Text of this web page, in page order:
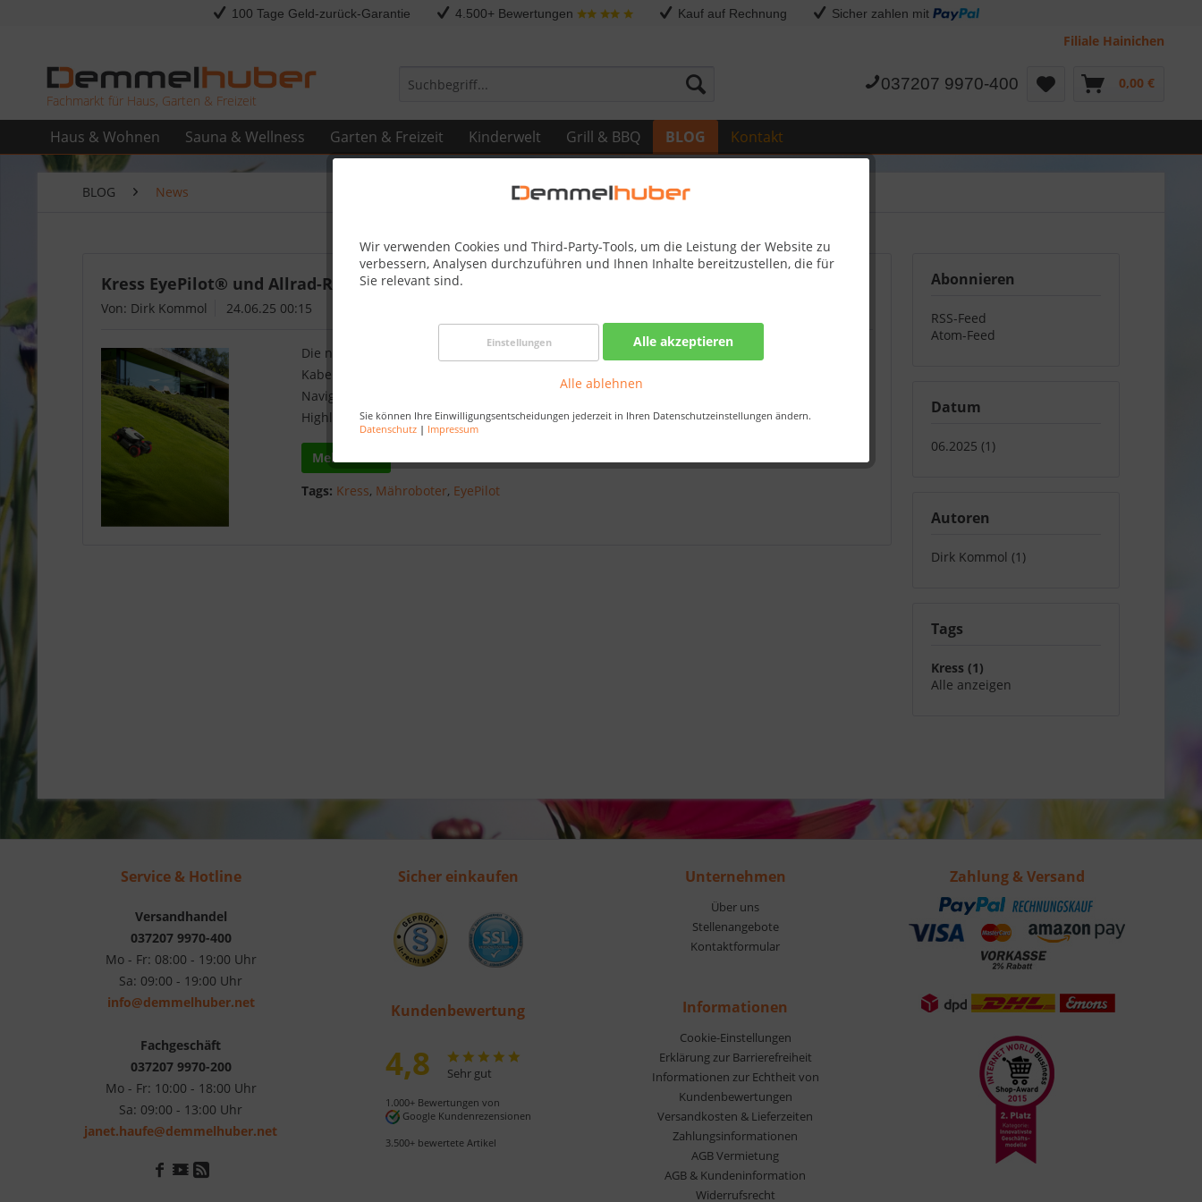
100 Tage Geld-zurück-Garantie 4.500+ Bewertungen Kauf auf Rechnung Sicher zahlen mit
Filiale Hainichen
Fachmarkt für Haus, Garten & Freizeit
037207 9970-400 0,00 €
Haus & Wohnen Sauna & Wellness Garten & Freizeit Kinderwelt Grill & BBQ BLOG Kontakt
Wir verwenden Cookies und Third-Party-Tools, um die Leistung der Website zu
verbessern, Analysen durchzuführen und Ihnen Inhalte bereitzustellen, die für
Sie relevant sind.
Einstellungen Alle akzeptieren
Alle ablehnen
Sie können Ihre Einwilligungsentscheidungen jederzeit in Ihren Datenschutzeinstellungen ändern.
Datenschutz | Impressum
BLOG News
Abonnieren
RSS-Feed
Atom-Feed
Datum
06.2025 (1)
Autoren
Dirk Kommol (1)
Tags
Kress (1)
Alle anzeigen
Kress EyePilot® und Allrad-RTK 4x4 – Die neue Mähroboter-Generation
Von: Dirk Kommol 24.06.25 00:15
Die neue Kress EyePilot®-Serie 2025 ist da!
Kabelloses, präzises Mähen ganz ohne Begrenzungsdraht – mit intelligenter Kamera-
Navigation, ZeroTrim-Rasenkanten und Allradmodellen für schwieriges Gelände. Jetzt alle
Highlights entdecken!
Mehr lesen
Tags: Kress, Mähroboter, EyePilot
Service & Hotline
Versandhandel
037207 9970-400
Mo - Fr: 08:00 - 19:00 Uhr
Sa: 09:00 - 19:00 Uhr
info@demmelhuber.net
Fachgeschäft
037207 9970-200
Mo - Fr: 10:00 - 18:00 Uhr
Sa: 09:00 - 13:00 Uhr
janet.haufe@demmelhuber.net
Sicher einkaufen
Kundenbewertung
4,8 Sehr gut
1.000+ Bewertungen von
Google Kundenrezensionen
3.500+ bewertete Artikel
Unternehmen
Über uns
Stellenangebote
Kontaktformular
Informationen
Cookie-Einstellungen
Erklärung zur Barrierefreiheit
Informationen zur Echtheit von
Kundenbewertungen
Versandkosten & Lieferzeiten
Zahlungsinformationen
AGB Vermietung
AGB & Kundeninformation
Widerrufsrecht
Zahlung & Versand